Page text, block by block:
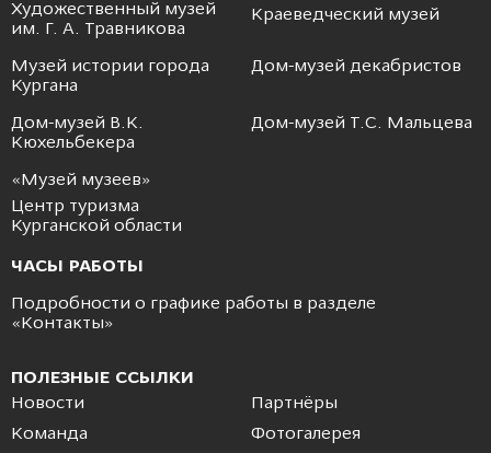
Художественный музей
им. Г. А. Травникова
Краеведческий музей
Музей истории города
Кургана
Дом-музей декабристов
Дом-музей В.К.
Кюхельбекера
Дом-музей Т.С. Мальцева
«Музей музеев»
Центр туризма
Курганской области
ЧАСЫ РАБОТЫ
Подробности о графике работы в разделе
«Контакты»
ПОЛЕЗНЫЕ ССЫЛКИ
Новости
Партнёры
Команда
Фотогалерея